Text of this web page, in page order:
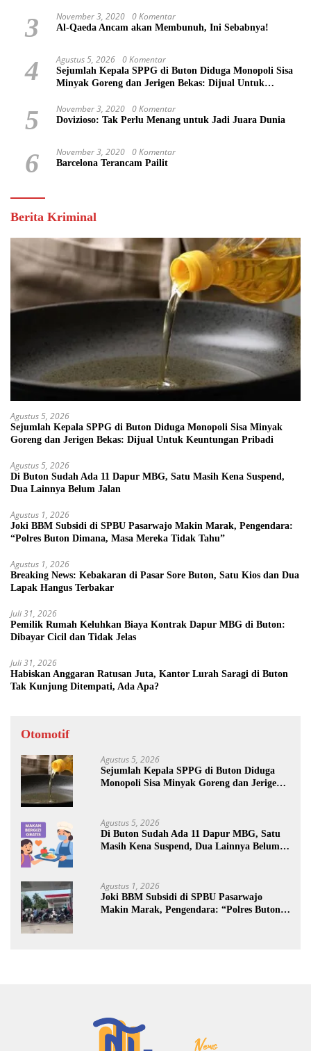
3 November 3, 2020 0 Komentar
Al-Qaeda Ancam akan Membunuh, Ini Sebabnya!
4 Agustus 5, 2026 0 Komentar
Sejumlah Kepala SPPG di Buton Diduga Monopoli Sisa
Minyak Goreng dan Jerigen Bekas: Dijual Untuk
5 November 3, 2020 0 Komentar
Dovizioso: Tak Perlu Menang untuk Jadi Juara Dunia
6 November 3, 2020 0 Komentar
Barcelona Terancam Pailit
Berita Kriminal
Agustus 5, 2026
Sejumlah Kepala SPPG di Buton Diduga Monopoli Sisa Minyak
Goreng dan Jerigen Bekas: Dijual Untuk Keuntungan Pribadi
Agustus 5, 2026
Di Buton Sudah Ada 11 Dapur MBG, Satu Masih Kena Suspend,
Dua Lainnya Belum Jalan
Agustus 1, 2026
Joki BBM Subsidi di SPBU Pasarwajo Makin Marak, Pengendara:
“Polres Buton Dimana, Masa Mereka Tidak Tahu”
Agustus 1, 2026
Breaking News: Kebakaran di Pasar Sore Buton, Satu Kios dan Dua
Lapak Hangus Terbakar
Juli 31, 2026
Pemilik Rumah Keluhkan Biaya Kontrak Dapur MBG di Buton:
Dibayar Cicil dan Tidak Jelas
Juli 31, 2026
Habiskan Anggaran Ratusan Juta, Kantor Lurah Saragi di Buton
Tak Kunjung Ditempati, Ada Apa?
Otomotif
Agustus 5, 2026
Sejumlah Kepala SPPG di Buton Diduga
Monopoli Sisa Minyak Goreng dan Jerigen
Agustus 5, 2026
Di Buton Sudah Ada 11 Dapur MBG, Satu
Masih Kena Suspend, Dua Lainnya Belum
Agustus 1, 2026
Joki BBM Subsidi di SPBU Pasarwajo
Makin Marak, Pengendara: “Polres Buton